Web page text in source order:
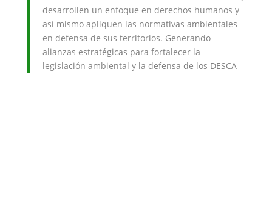
desarrollen un enfoque en derechos humanos y
así mismo apliquen las normativas ambientales
en defensa de sus territorios. Generando
alianzas estratégicas para fortalecer la
legislación ambiental y la defensa de los DESCA